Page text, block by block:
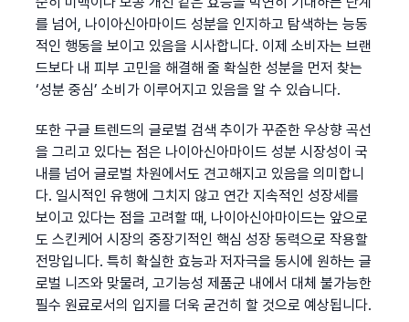
를 넘어, 나이아신아마이드 성분을 인지하고 탐색하는 능동
적인 행동을 보이고 있음을 시사합니다. 이제 소비자는 브랜
드보다 내 피부 고민을 해결해 줄 확실한 성분을 먼저 찾는
‘성분 중심’ 소비가 이루어지고 있음을 알 수 있습니다.
또한 구글 트렌드의 글로벌 검색 추이가 꾸준한 우상향 곡선
을 그리고 있다는 점은 나이아신아마이드 성분 시장성이 국
내를 넘어 글로벌 차원에서도 견고해지고 있음을 의미합니
다. 일시적인 유행에 그치지 않고 연간 지속적인 성장세를
보이고 있다는 점을 고려할 때, 나이아신아마이드는 앞으로
도 스킨케어 시장의 중장기적인 핵심 성장 동력으로 작용할
전망입니다. 특히 확실한 효능과 저자극을 동시에 원하는 글
로벌 니즈와 맞물려, 고기능성 제품군 내에서 대체 불가능한
필수 원료로서의 입지를 더욱 굳건히 할 것으로 예상됩니다.